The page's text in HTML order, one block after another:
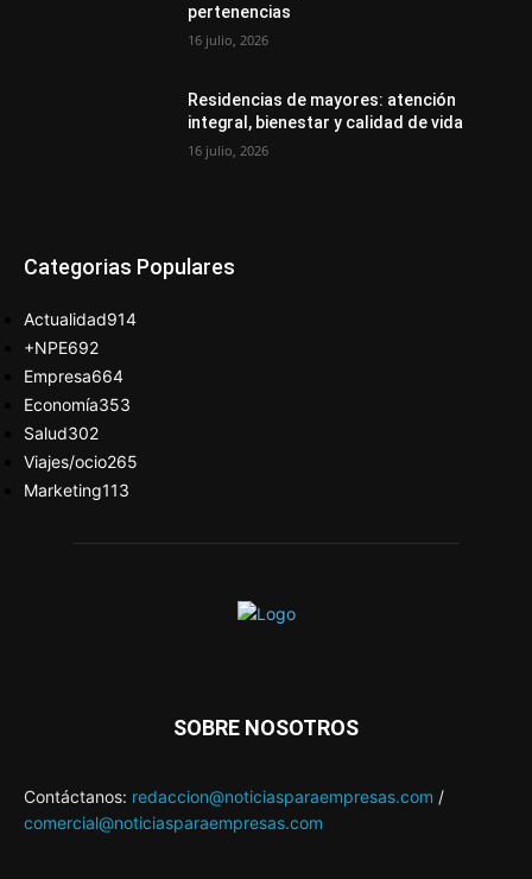
pertenencias
16 julio, 2026
Residencias de mayores: atención
integral, bienestar y calidad de vida
16 julio, 2026
Categorias Populares
Actualidad914
+NPE692
Empresa664
Economía353
Salud302
Viajes/ocio265
Marketing113
SOBRE NOSOTROS
Contáctanos: redaccion@noticiasparaempresas.com /
comercial@noticiasparaempresas.com